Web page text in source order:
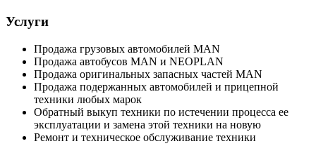
Услуги
Продажа грузовых автомобилей MAN
Продажа автобусов MAN и NEOPLAN
Продажа оригинальных запасных частей MAN
Продажа подержанных автомобилей и прицепной
техники любых марок
Обратный выкуп техники по истечении процесса ее
эксплуатации и замена этой техники на новую
Ремонт и техническое обслуживание техники